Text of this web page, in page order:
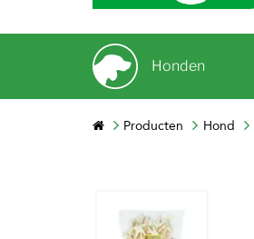
Honden
Producten Hond